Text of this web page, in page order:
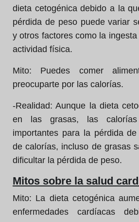
dieta cetogénica debido a la
pérdida de peso puede variar
y otros factores como la
actividad física.
Mito: Puedes comer
preocuparte por las calorías.
-Realidad: Aunque la dieta
en las grasas, las
importantes para la pérdida
de calorías, incluso de grasas
dificultar la pérdida de peso.
Mitos sobre la salud
Mito: La dieta cetogénica
enfermedades cardíacas